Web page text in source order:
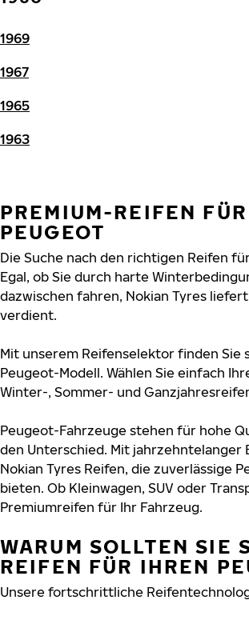
1969
1967
1965
1963
PREMIUM-REIFEN
PEUGEOT
Die Suche nach den richtigen Reifen
Egal, ob Sie durch harte
dazwischen fahren, Nokian Tyres
verdient.
Mit unserem Reifenselektor finden Sie
Peugeot-Modell. Wählen Sie einfach
Winter-, Sommer- und
Peugeot-Fahrzeuge stehen für hohe
den Unterschied. Mit
Nokian Tyres Reifen, die zuverlässige
bieten. Ob Kleinwagen, SUV oder
Premiumreifen für Ihr Fahrzeug.
WARUM SOLLTEN SIE
REIFEN FÜR IHREN
Unsere fortschrittliche